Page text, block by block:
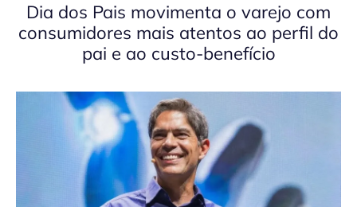
Dia dos Pais movimenta o varejo com
consumidores mais atentos ao perfil do
pai e ao custo-benefício